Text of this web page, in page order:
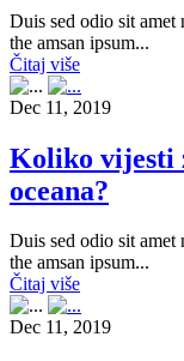
Duis sed odio sit
the amsan ipsum...
Čitaj više
Dec 11, 2019
Koliko vijesti
oceana?
Duis sed odio sit
the amsan ipsum...
Čitaj više
Dec 11, 2019